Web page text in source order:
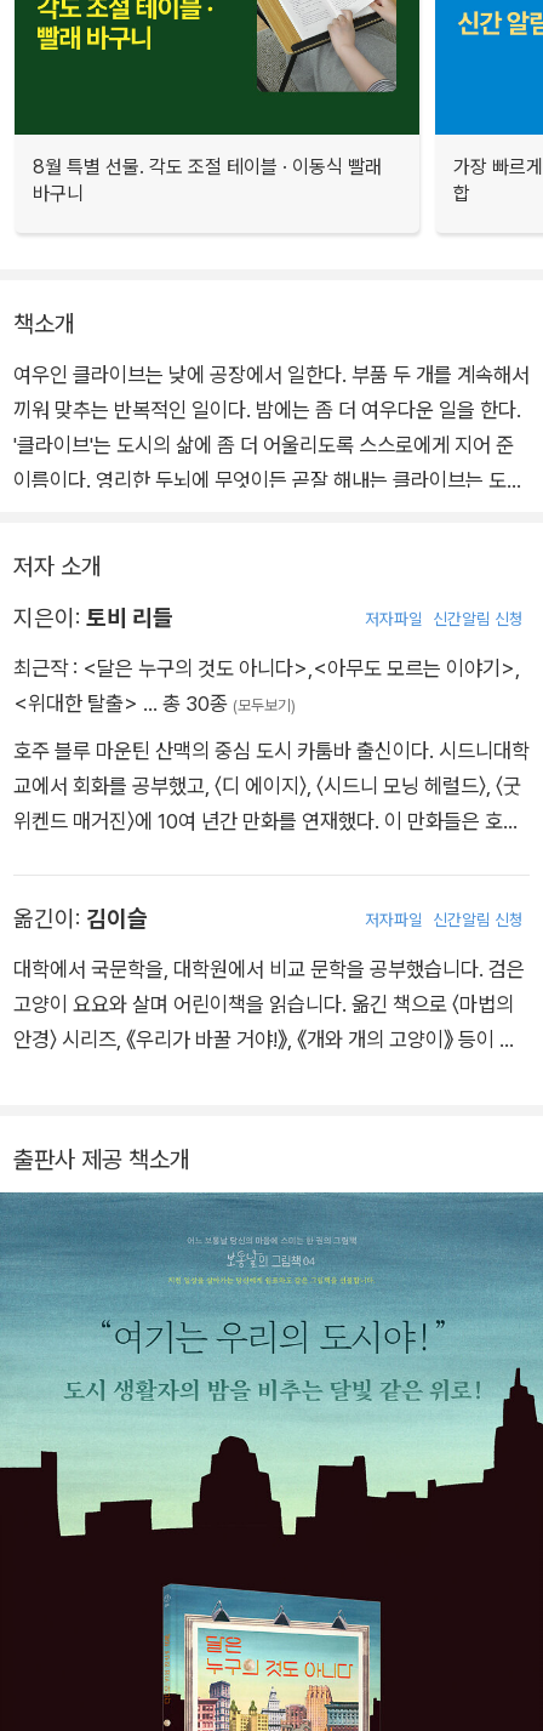
8월 특별 선물. 각도 조절 테이블 · 이동식 빨래
바구니
가장 빠르
합
책소개
여우인 클라이브는 낮에 공장에서 일한다. 부품 두 개를 계속해서
끼워 맞추는 반복적인 일이다. 밤에는 좀 더 여우다운 일을 한다.
'클라이브'는 도시의 삶에 좀 더 어울리도록 스스로에게 지어 준
이름이다. 영리한 두뇌에 무엇이든 곧잘 해내는 클라이브는 도시
나귀인 험프리는 도시 생활이 힘겹기만 하다. 일정한 수익도, 집
도 없다.
이 일 저 일 닥치는 대로 해 보지만 어느 것도 오래 할 수 있는 일
은 아니다. 그러던 어느 날, 클라이브는 험프리의 낡은 가방 속에
먹으려고 길에서 주운 초대권이다. 회색빛 도시 일상에 우연히 마
주한 반짝이는 초대권은 과연 이들을 어디로 데려가 주는 걸까?
달콤쌉싸름한 어느 도시의 밤이 펼쳐진다.
저자 소개
지은이: 토비 리들 저자파일 신간알림 신청
최근작 : <달은 누구의 것도 아니다> <아무도 모르는 이야기>
<위대한 탈출> … 총 30종 (모두보기)
호주 블루 마운틴 산맥의 중심 도시 카툼바 출신이다. 시드니대학
교에서 회화를 공부했고, 〈디 에이지〉, 〈시드니 모닝 헤럴드〉, 〈굿
위켄드 매거진〉에 10여 년간 만화를 연재했다. 이 만화들은 호주
그림책 《노래하는 모자(The Singing Hat)》로 많은 사랑을 받았
다. 작가의 또 다른 책 《삼촌의 당나귀(My Uncle’s Donkey)》는
무라카미 하루키가 호주를 방문했을 때 발견해 직접 일본어로 번
역하기도 했다. 2022년 한스 크리스티안 안데르센상 후보에 올
옮긴이: 김이슬 저자파일 신간알림 신청
대학에서 국문학을, 대학원에서 비교 문학을 공부했습니다. 검은
고양이 요요와 살며 어린이책을 읽습니다. 옮긴 책으로 〈마법의
안경〉 시리즈, 《우리가 바꿀 거야!》, 《개와 개의 고양이》 등이 있
출판사 제공 책소개